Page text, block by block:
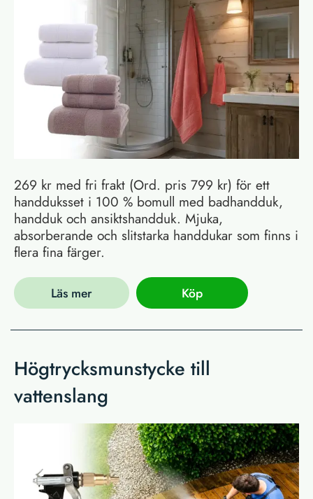
269 kr med fri frakt (Ord. pris 799 kr) för ett
handduksset i 100 % bomull med badhandduk,
handduk och ansiktshandduk. Mjuka,
absorberande och slitstarka handdukar som finns i
flera fina färger.
Läs mer Köp
Högtrycksmunstycke till
vattenslang